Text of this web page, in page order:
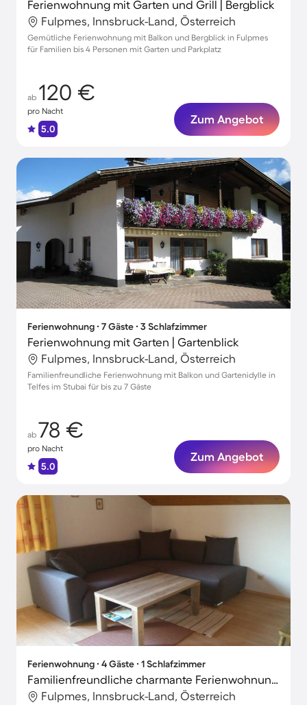
Ferienwohnung mit Garten und Grill | Bergblick
Fulpmes, Innsbruck-Land, Österreich
Gemütliche Ferienwohnung mit Balkon und Bergblick in Fulpmes
für Familien bis 4 Personen mit Garten und Parkplatz
ab 120 €
pro Nacht
5.0
Zum Angebot
Ferienwohnung ∙ 7 Gäste ∙ 3 Schlafzimmer
Ferienwohnung mit Garten | Gartenblick
Fulpmes, Innsbruck-Land, Österreich
Familienfreundliche Ferienwohnung mit Balkon und Gartenidylle in
Telfes im Stubai für bis zu 7 Gäste
ab 78 €
pro Nacht
5.0
Zum Angebot
Ferienwohnung ∙ 4 Gäste ∙ 1 Schlafzimmer
Familienfreundliche charmante Ferienwohnung | Bergblick
Fulpmes, Innsbruck-Land, Österreich